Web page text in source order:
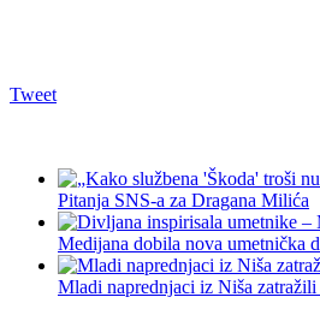
Tweet
Pitanja SNS-a za Dragana Milića
Medijana dobila nova umetnička
Mladi naprednjaci iz Niša